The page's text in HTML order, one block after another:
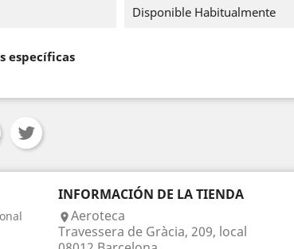
Disponible Habitualmente
específicas
INFORMACIÓN DE LA TIENDA
Aeroteca
Travessera de Gràcia, 209, local